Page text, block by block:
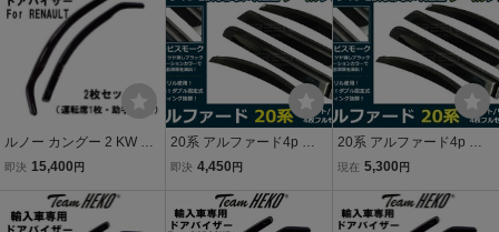
ルノー カングー 2 KW バ
ン 2009年～2023年 Team
ドバイザー 左右セット 運
転席 助手席 327168
即決 15,400 円
20系 アルファード4p サ
イドドアバイザー 両面テ
ー サイドバイザー 運転席
助手席 サンバイザー 雨避
即決 4,450 円
20系 アルファード4p サ
イドドアバイザー 両面テ
ー サイドバイザー 運転席
助手席 サンバイザー 雨避
現在 5,300 円